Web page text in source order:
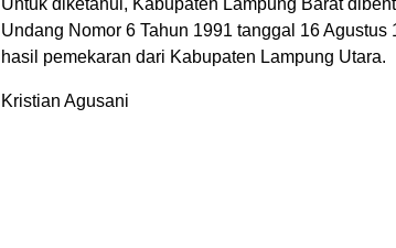
Untuk diketahui, Kabupaten Lampung Barat
Undang Nomor 6 Tahun 1991 tanggal 16 Agustus
hasil pemekaran dari Kabupaten Lampung Utara.
Kristian Agusani